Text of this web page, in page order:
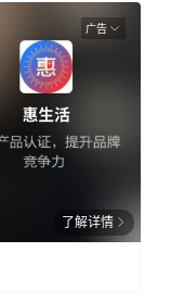
广告
了解详情